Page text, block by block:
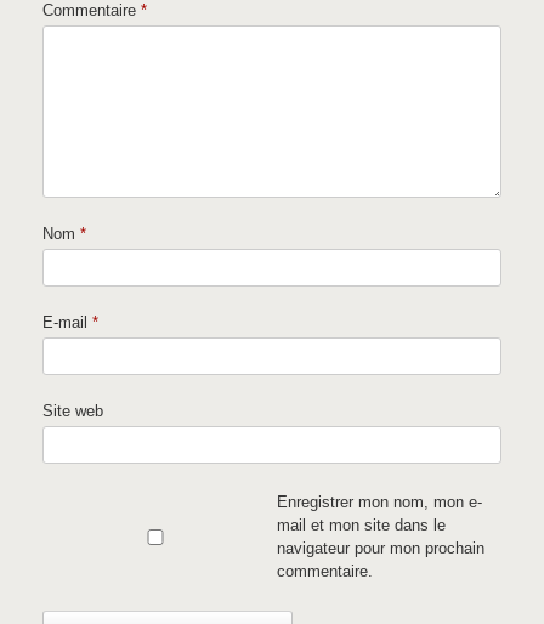
Commentaire *
Nom *
E-mail *
Site web
Enregistrer mon nom, mon e-
mail et mon site dans le
navigateur pour mon prochain
commentaire.